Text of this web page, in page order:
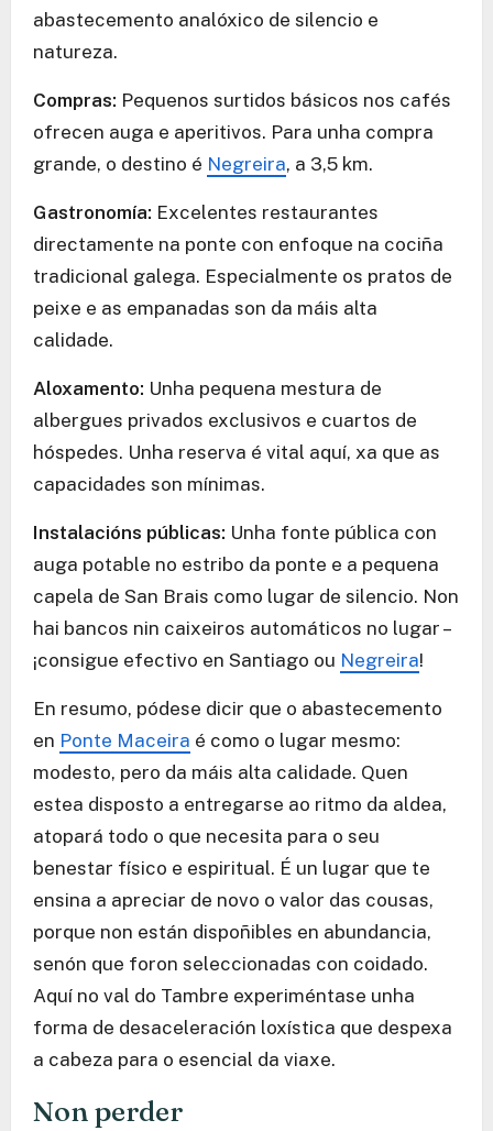
abastecemento analóxico de silencio e
natureza.
Compras: Pequenos surtidos básicos nos cafés
ofrecen auga e aperitivos. Para unha compra
grande, o destino é Negreira, a 3,5 km.
Gastronomía: Excelentes restaurantes
directamente na ponte con enfoque na cociña
tradicional galega. Especialmente os pratos de
peixe e as empanadas son da máis alta
calidade.
Aloxamento: Unha pequena mestura de
albergues privados exclusivos e cuartos de
hóspedes. Unha reserva é vital aquí, xa que as
capacidades son mínimas.
Instalacións públicas: Unha fonte pública con
auga potable no estribo da ponte e a pequena
capela de San Brais como lugar de silencio. Non
hai bancos nin caixeiros automáticos no lugar –
¡consigue efectivo en Santiago ou Negreira!
En resumo, pódese dicir que o abastecemento
en Ponte Maceira é como o lugar mesmo:
modesto, pero da máis alta calidade. Quen
estea disposto a entregarse ao ritmo da aldea,
atopará todo o que necesita para o seu
benestar físico e espiritual. É un lugar que te
ensina a apreciar de novo o valor das cousas,
porque non están dispoñibles en abundancia,
senón que foron seleccionadas con coidado.
Aquí no val do Tambre experiméntase unha
forma de desaceleración loxística que despexa
a cabeza para o esencial da viaxe.
Non perder